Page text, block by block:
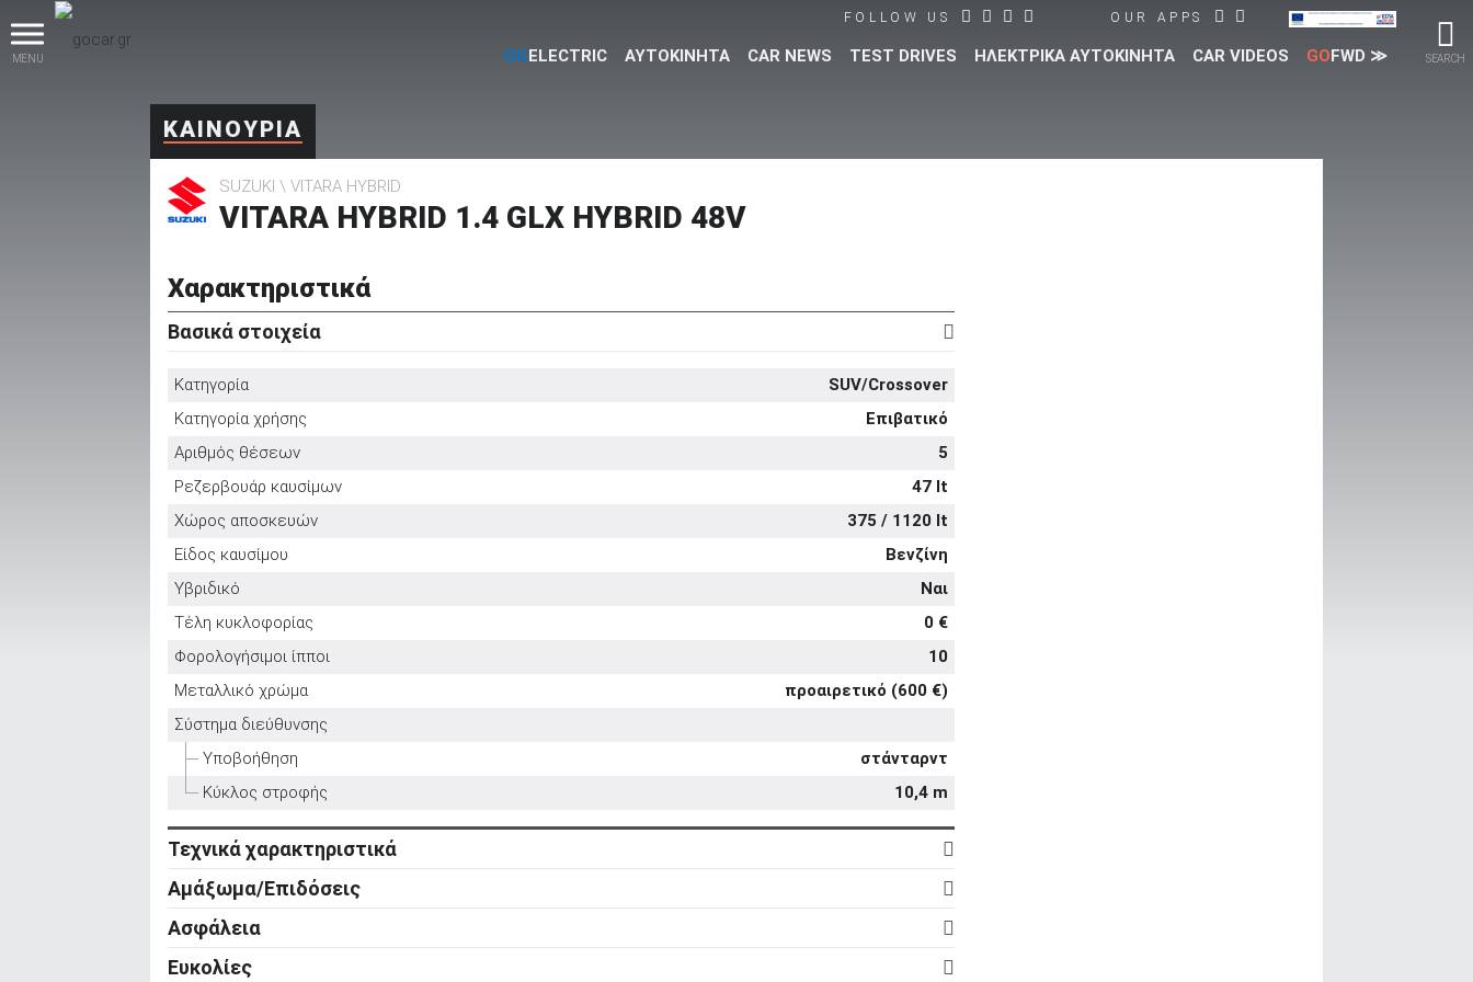
MENU SEARCH
FOLLOW US OUR APPS
GOELECTRIC ΑΥΤΟΚΙΝΗΤΑ CAR NEWS TEST DRIVES ΗΛΕΚΤΡΙΚΑ ΑΥΤΟΚΙΝΗΤΑ CAR VIDEOS GOFWD ≫
βρες το!
Μεταχειρισμένα
Επιχειρήσεις
ΚΑΙΝΟΥΡΙΑ
SUZUKI VITARA HYBRID
VITARA HYBRID 1.4 GLX HYBRID 48V
Χαρακτηριστικά
Βασικά στοιχεία
Κατηγορία
SUV/Crossover
Κατηγορία χρήσης
Επιβατικό
Αριθμός θέσεων
5
Ρεζερβουάρ καυσίμων
47 lt
Χώρος αποσκευών
375 / 1120 lt
Είδος καυσίμου
Βενζίνη
Υβριδικό
Ναι
Τέλη κυκλοφορίας
0 €
Φορολογήσιμοι ίπποι
10
Μεταλλικό χρώμα
προαιρετικό (600 €)
Σύστημα διεύθυνσης
Υποβοήθηση
στάνταρντ
Κύκλος στροφής
10,4 m
Τεχνικά χαρακτηριστικά
Κινητήρας
Κύλινδροι
4
Βαλβίδες
16
Κυβισμός
1.373 cc
Αμάξωμα/Επιδόσεις
Αμάξωμα
Τύπος
5d
Αριθμός θυρών
5
Ασφάλεια
Ενεργητική ασφάλεια
ABS
στάνταρντ
Ευκολίες